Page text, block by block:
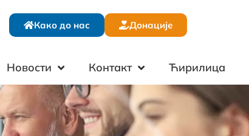
Како до нас Донације
Новости Контакт Ћирилица